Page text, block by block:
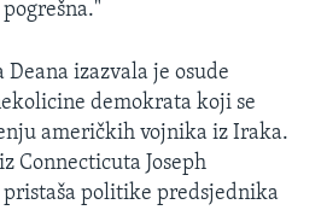
izazvala je osude
demokrata koji se
američkih vojnika iz Iraka.
Connecticuta Joseph
politike predsjednika